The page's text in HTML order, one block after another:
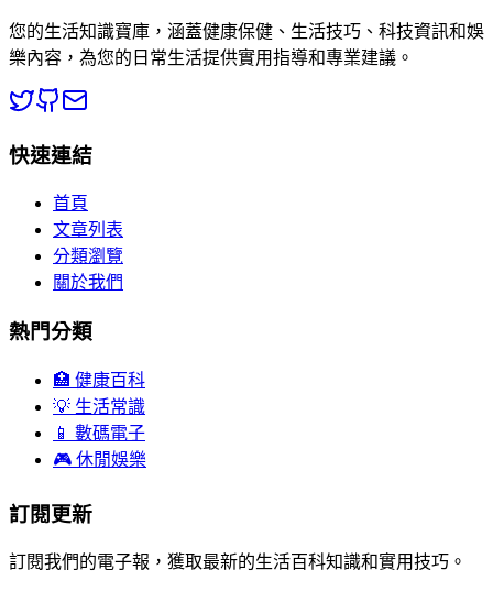
您的生活知識寶庫，涵蓋健康保健、生活技巧、科技資訊和娛
樂內容，為您的日常生活提供實用指導和專業建議。
快速連結
首頁
文章列表
分類瀏覽
關於我們
熱門分類
🏥 健康百科
💡 生活常識
📱 數碼電子
🎮 休閒娛樂
訂閱更新
訂閱我們的電子報，獲取最新的生活百科知識和實用技巧。